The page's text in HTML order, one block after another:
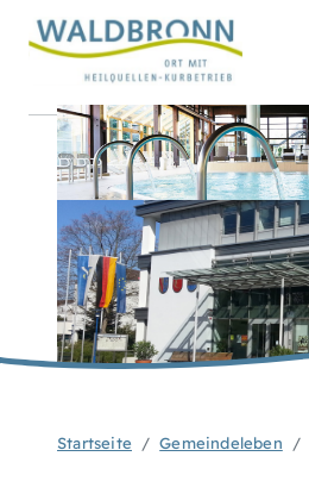
Startseite Gemeindeleben